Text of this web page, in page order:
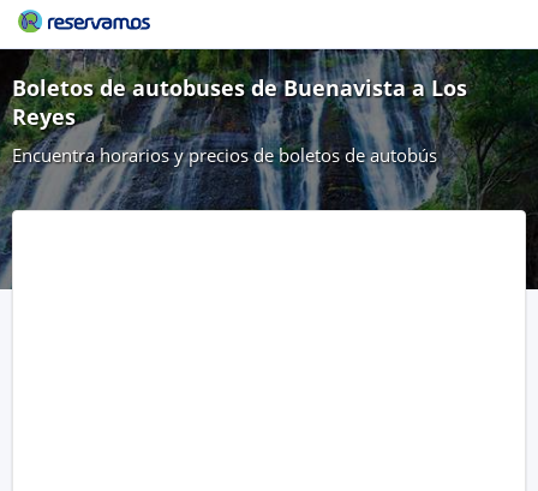
Boletos de autobuses de Buenavista a Los
Reyes
Encuentra horarios y precios de boletos de autobús